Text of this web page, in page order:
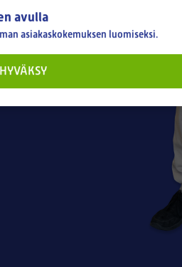
avulla
asiakaskokemuksen luomiseksi.
HYVÄKSY